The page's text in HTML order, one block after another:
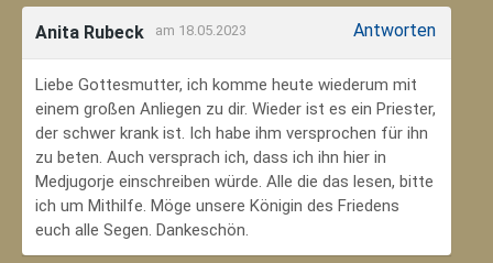
Anita Rubeck am 18.05.2023 Antworten
Liebe Gottesmutter, ich komme heute wiederum mit
einem großen Anliegen zu dir. Wieder ist es ein Priester,
der schwer krank ist. Ich habe ihm versprochen für ihn
zu beten. Auch versprach ich, dass ich ihn hier in
Medjugorje einschreiben würde. Alle die das lesen, bitte
ich um Mithilfe. Möge unsere Königin des Friedens
euch alle Segen. Dankeschön.